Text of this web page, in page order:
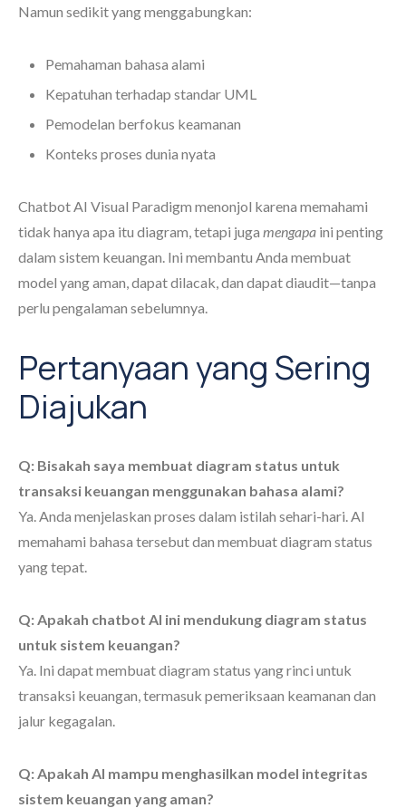
Namun sedikit yang menggabungkan:
Pemahaman bahasa alami
Kepatuhan terhadap standar UML
Pemodelan berfokus keamanan
Konteks proses dunia nyata
Chatbot AI Visual Paradigm menonjol karena memahami
tidak hanya apa itu diagram, tetapi juga mengapa ini penting
dalam sistem keuangan. Ini membantu Anda membuat
model yang aman, dapat dilacak, dan dapat diaudit—tanpa
perlu pengalaman sebelumnya.
Pertanyaan yang Sering
Diajukan
Q: Bisakah saya membuat diagram status untuk
transaksi keuangan menggunakan bahasa alami?
Ya. Anda menjelaskan proses dalam istilah sehari-hari. AI
memahami bahasa tersebut dan membuat diagram status
yang tepat.
Q: Apakah chatbot AI ini mendukung diagram status
untuk sistem keuangan?
Ya. Ini dapat membuat diagram status yang rinci untuk
transaksi keuangan, termasuk pemeriksaan keamanan dan
jalur kegagalan.
Q: Apakah AI mampu menghasilkan model integritas
sistem keuangan yang aman?